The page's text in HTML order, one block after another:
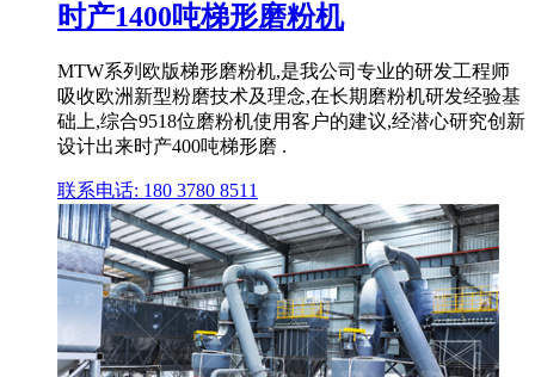
时产1400吨梯形磨粉机
MTW系列欧版梯形磨粉机,是我公司专业的研发工程师
吸收欧洲新型粉磨技术及理念,在长期磨粉机研发经验基
础上,综合9518位磨粉机使用客户的建议,经潜心研究创新
设计出来时产400吨梯形磨 .
联系电话: 180 3780 8511